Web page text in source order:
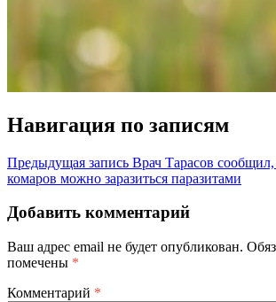
Навигация по записям
Предыдущая запись Врач Тарасов сообщил,
комаров можно заразиться паразитами
Добавить комментарий
Ваш адрес email не будет опубликован.
помечены *
Комментарий *